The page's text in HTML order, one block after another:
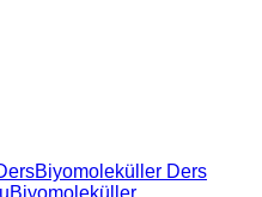
Biyomoleküller Ders
Biyomoleküller